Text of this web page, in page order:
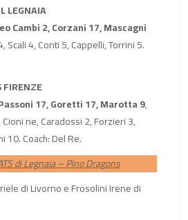
LEGNAIA
Cambi 2, Corzani 17, Mascagni
Scali 4, Conti 5, Cappelli, Torrini 5.
FIRENZE
17, Goretti 17, Marotta 9,
ne, Caradossi 2, Forzieri 3,
10. Coach: Del Re.
di Legnaia – Pino Dragons
di Livorno e Frosolini Irene di